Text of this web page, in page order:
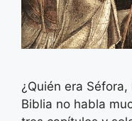
¿Quién era
Biblia no habla